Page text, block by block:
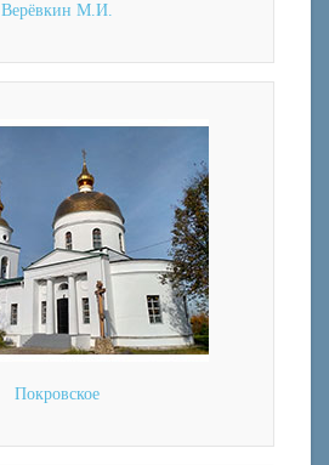
Верёвкин М.И.
Покровское